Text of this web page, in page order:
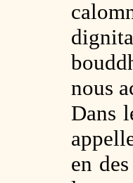
nous
Dans
en